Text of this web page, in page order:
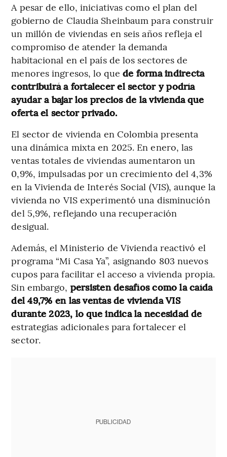
A pesar de ello, iniciativas como el plan del
gobierno de Claudia Sheinbaum para construir
un millón de viviendas en seis años refleja el
compromiso de atender la demanda
habitacional en el país de los sectores de
menores ingresos, lo que de forma indirecta
contribuirá a fortalecer el sector y podría
ayudar a bajar los precios de la vivienda que
oferta el sector privado.
El sector de vivienda en Colombia presenta
una dinámica mixta en 2025. En enero, las
ventas totales de viviendas aumentaron un
0,9%, impulsadas por un crecimiento del 4,3%
en la Vivienda de Interés Social (VIS), aunque la
vivienda no VIS experimentó una disminución
del 5,9%, reflejando una recuperación
desigual.
Además, el Ministerio de Vivienda reactivó el
programa “Mi Casa Ya”, asignando 803 nuevos
cupos para facilitar el acceso a vivienda propia.
Sin embargo, persisten desafíos como la caída
del 49,7% en las ventas de vivienda VIS
durante 2023, lo que indica la necesidad de
estrategias adicionales para fortalecer el
sector.
PUBLICIDAD